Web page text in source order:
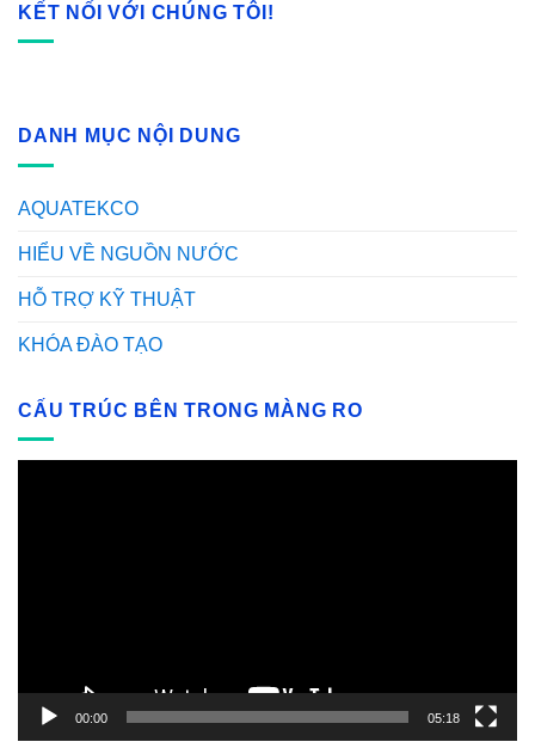
KẾT NỐI VỚI CHÚNG TÔI!
DANH MỤC NỘI DUNG
AQUATEKCO
HIỂU VỀ NGUỒN NƯỚC
HỖ TRỢ KỸ THUẬT
KHÓA ĐÀO TẠO
CẤU TRÚC BÊN TRONG MÀNG RO
00:00 05:18